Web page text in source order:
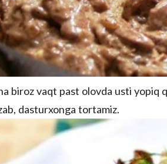
biroz vaqt past olovda usti yopiq
dasturxonga tortamiz.